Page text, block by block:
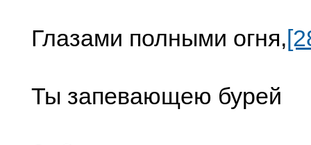
Глазами полными огня,
Ты запевающею бурей